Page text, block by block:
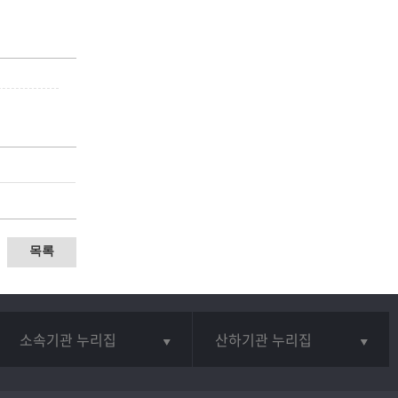
목록
소속기관 누리집 산하기관 누리집